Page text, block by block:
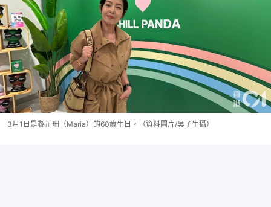
3月1日是黎芷珊（Maria）的60歲生日。（資料圖片/吳子生攝）